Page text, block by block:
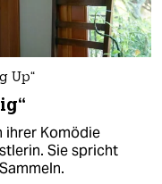
Up“
ihrer Komödie
Sie spricht